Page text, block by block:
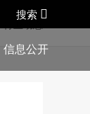
搜索
信息公开